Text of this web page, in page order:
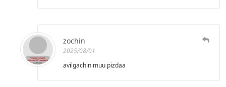
zochin
2025/08/01
avilgachin muu pizdaa